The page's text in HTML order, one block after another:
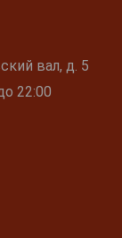
вал, д. 5
22:00